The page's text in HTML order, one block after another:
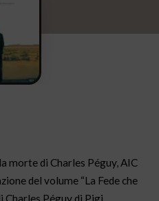
morte di Charles Péguy, AIC
del volume “La Fede che
Charles Péguy di Pigi